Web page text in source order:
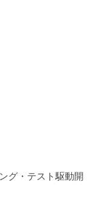
グ・テスト駆動開